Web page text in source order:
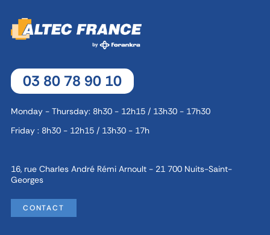
03 80 78 90 10
Monday - Thursday: 8h30 - 12h15 / 13h30 - 17h30
Friday : 8h30 - 12h15 / 13h30 - 17h
16, rue Charles André Rémi Arnoult - 21 700 Nuits-Saint-
Georges
CONTACT